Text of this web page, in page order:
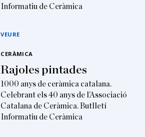
Informatiu de Ceràmica
VEURE
CERÀMICA
Rajoles pintades
1000 anys de ceràmica catalana.
Celebrant els 40 anys de l’Associació
Catalana de Ceràmica. Butlletí
Informatiu de Ceràmica